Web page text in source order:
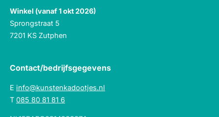
Winkel (vanaf 1 okt 2026)
Sprongstraat 5
7201 KS Zutphen
Contact/bedrijfsgegevens
E info@kunstenkadootjes.nl
T 085 80 81 81 6